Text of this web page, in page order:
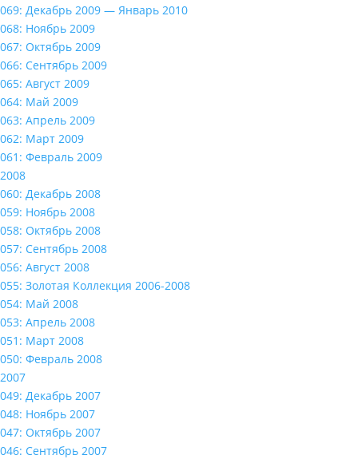
069: Декабрь 2009 — Январь 2010
068: Ноябрь 2009
067: Октябрь 2009
066: Сентябрь 2009
065: Август 2009
064: Май 2009
063: Апрель 2009
062: Март 2009
061: Февраль 2009
2008
060: Декабрь 2008
059: Ноябрь 2008
058: Октябрь 2008
057: Сентябрь 2008
056: Август 2008
055: Золотая Коллекция 2006-2008
054: Май 2008
053: Апрель 2008
051: Март 2008
050: Февраль 2008
2007
049: Декабрь 2007
048: Ноябрь 2007
047: Октябрь 2007
046: Сентябрь 2007